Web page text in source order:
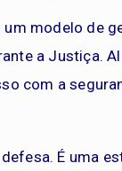
modelo de
a Justiça.
com a
É uma